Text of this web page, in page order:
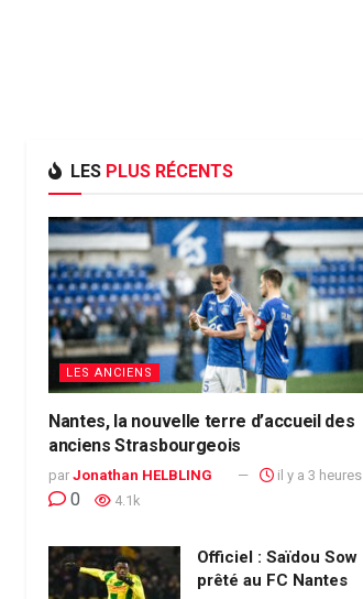
LES PLUS RÉCENTS
LES ANCIENS
Nantes, la nouvelle terre d’accueil des
anciens Strasbourgeois
par Jonathan HELBLING il y a 3 heures
0 4.1k
Officiel : Saïdou Sow
prêté au FC Nantes